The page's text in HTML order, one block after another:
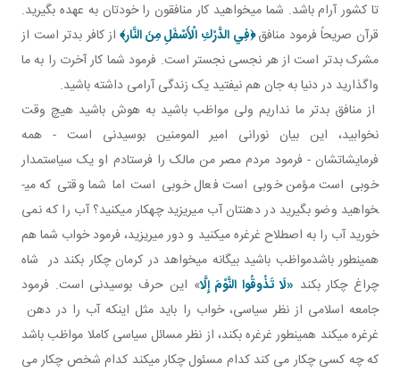
تا کشور آرام باشد. شما مي خواهيد کار منافقون را خودتان به عهده بگيريد.
قرآن صريحاً فرمود منافق﴿فِي الدَّرْكِ الْأَسْفَلِ مِنَ النَّار﴾ از کافر بدتر است از
مشرک بدتر است از هر نجسی نجس­تر است. فرمود شما کار آخرت را به ما
واگذاريد در دنيا به جان هم نيفتيد يک زندگی آرامی داشته باشيد.
از منافق بدتر ما نداريم ولی مواظب باشيد به هوش باشيد هيچ وقت
نخوابيد، اين بيان نورانی امير المومنين بوسيدنی است - همه
فرمايشاتشان - فرمود مردم مصر من مالک را فرستادم او يک سياستمدار
خوبی است مؤمن خوبی است فعال خوبی است اما شما وقتی که می­
خواهيد وضو بگيريد در دهنتان آب می­ريزيد چهکار می­کنيد؟ آب را که نمی
خوريد آب را به اصطلاح غرغره می­کنيد و دور می­ريزيد، فرمود خواب شما هم
همينطور باشدمواظب باشيد بيگانه می­خواهد در کرمان چکار بکند در شاه
چراغ چکار بکند «لَا تَذُوقُوا النَّوْمَ إِلَّا» اين حرف بوسيدنی است. فرمود
جامعه اسلامی از نظر سياسی، خواب را بايد مثل اينکه آب را در دهن
غرغره می­کند همينطور غرغره بکند، از نظر مسائل سياسی کاملا مواظب باشد
که چه کسی چکار می کند کدام مسئول چکار می­کند کدام شخص چکار می